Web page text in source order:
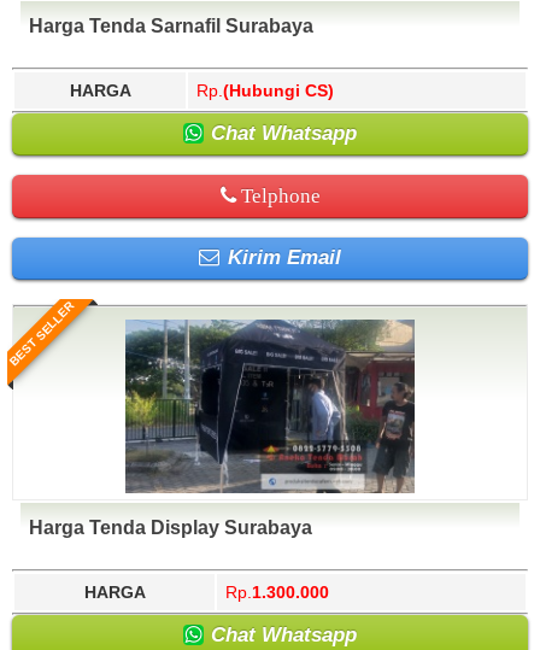
Harga Tenda Sarnafil Surabaya
HARGA Rp. (Hubungi CS)
Chat Whatsapp
Telphone
Kirim Email
BEST SELLER
Harga Tenda Display Surabaya
HARGA Rp. 1.300.000
Chat Whatsapp